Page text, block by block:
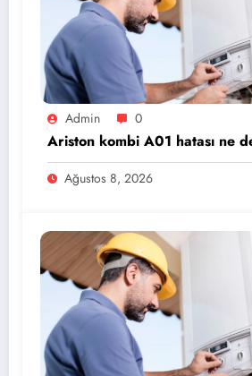
Admin 0
Ariston kombi A01 hatası ne
Ağustos 8, 2026